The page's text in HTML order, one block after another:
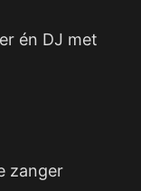
én DJ met
zanger